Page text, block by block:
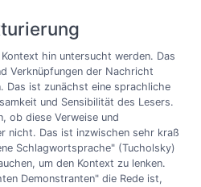
hin untersucht werden. Das
Verknüpfungen der Nachricht
Das ist zunächst eine sprachliche
und Sensibilität des Lesers.
ob diese Verweise und
nicht. Das ist inzwischen sehr kraß
Schlagwortsprache" (Tucholsky)
um den Kontext zu lenken.
Demonstranten" die Rede ist,